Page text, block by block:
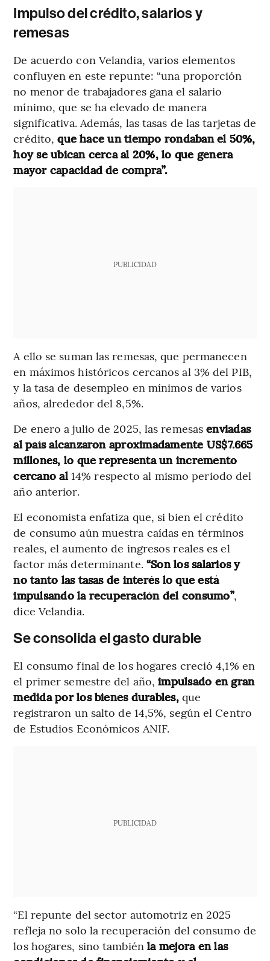
Impulso del crédito, salarios y
remesas
De acuerdo con Velandia, varios elementos
confluyen en este repunte: “una proporción
no menor de trabajadores gana el salario
mínimo, que se ha elevado de manera
significativa. Además, las tasas de las tarjetas de
crédito,que hace un tiempo rondaban el 50%,
hoy se ubican cerca al 20%, lo que genera
mayor capacidad de compra”.
PUBLICIDAD
A ello se suman las remesas, que permanecen
en máximos históricos cercanos al 3% del PIB,
y la tasa de desempleo en mínimos de varios
años, alrededor del 8,5%.
De enero a julio de 2025, las remesasenviadas
al país alcanzaron aproximadamente US$7.665
millones, lo que representa un incremento
cercano al14% respecto al mismo periodo del
año anterior.
El economista enfatiza que, si bien el crédito
de consumo aún muestra caídas en términos
reales, el aumento de ingresos reales es el
factor más determinante. “Son los salarios y
no tanto las tasas de interés lo que está
impulsando la recuperación del consumo”,
dice Velandia.
Se consolida el gasto durable
El consumo final de los hogares creció 4,1% en
el primer semestre del año,impulsado en gran
medida por los bienes durables,que
registraron un salto de 14,5%, según el Centro
de Estudios Económicos ANIF.
PUBLICIDAD
“El repunte del sector automotriz en 2025
refleja no solo la recuperación del consumo de
los hogares, sino tambiénla mejora en las